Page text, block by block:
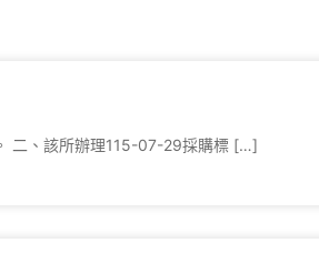
二、該所辦理115-07-29採購標 […]